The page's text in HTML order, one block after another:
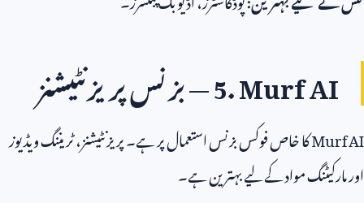
5. Murf— بزنس پریزنٹیشنز
کا خاص فوکس بزنس استعمال پر ہے۔ پریزنٹیشنز، ٹریننگ ویڈیوز
مواد کے لیے بہترین ہے۔